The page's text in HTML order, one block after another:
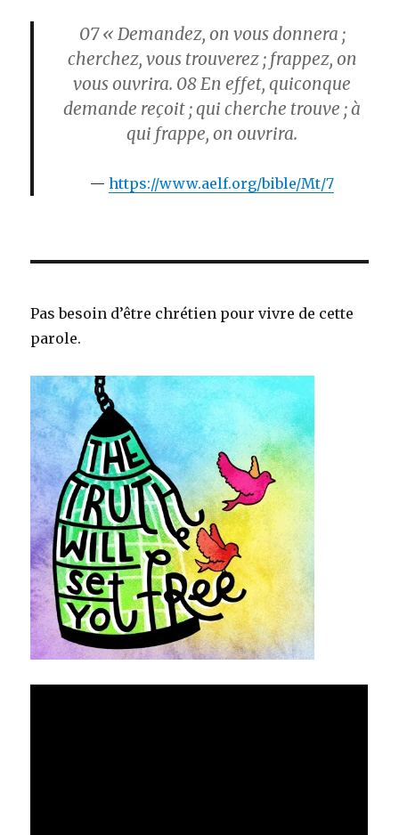
07« Demandez, on vous donnera ;
cherchez, vous trouverez ; frappez, on
vous ouvrira. 08En effet, quiconque
demande reçoit ; qui cherche trouve ; à
qui frappe, on ouvrira.
https://www.aelf.org/bible/Mt/7
Pas besoin d’être chrétien pour vivre de cette
parole.